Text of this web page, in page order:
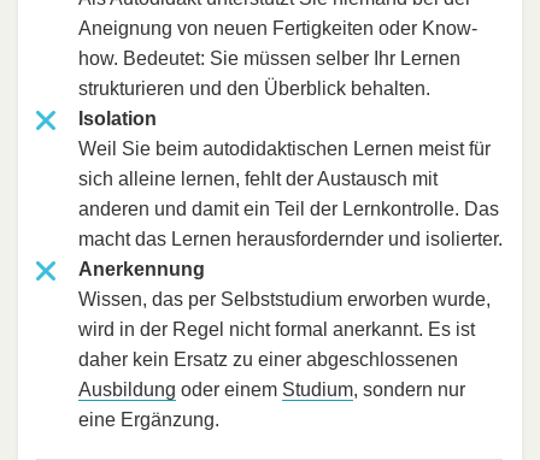
Aneignung von neuen Fertigkeiten oder Know-
how. Bedeutet: Sie müssen selber Ihr Lernen
strukturieren und den Überblick behalten.
Isolation
Weil Sie beim autodidaktischen Lernen meist für
sich alleine lernen, fehlt der Austausch mit
anderen und damit ein Teil der Lernkontrolle. Das
macht das Lernen herausfordernder und isolierter.
Anerkennung
Wissen, das per Selbststudium erworben wurde,
wird in der Regel nicht formal anerkannt. Es ist
daher kein Ersatz zu einer abgeschlossenen
Ausbildung oder einem Studium, sondern nur
eine Ergänzung.